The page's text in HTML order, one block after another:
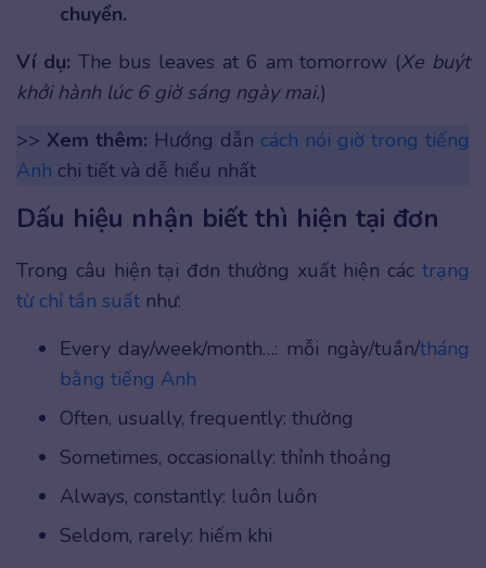
chuyển.
Ví dụ: The bus leaves at 6 am tomorrow (Xe buýt
khởi hành lúc 6 giờ sáng ngày mai.)
>> Xem thêm: Hướng dẫn cách nói giờ trong tiếng
Anh chi tiết và dễ hiểu nhất
Dấu hiệu nhận biết thì hiện tại đơn
Trong câu hiện tại đơn thường xuất hiện các trạng
từ chỉ tần suất như:
Every day/week/month…: mỗi ngày/tuần/tháng
bằng tiếng Anh
Often, usually, frequently: thường
Sometimes, occasionally: thỉnh thoảng
Always, constantly: luôn luôn
Seldom, rarely: hiếm khi